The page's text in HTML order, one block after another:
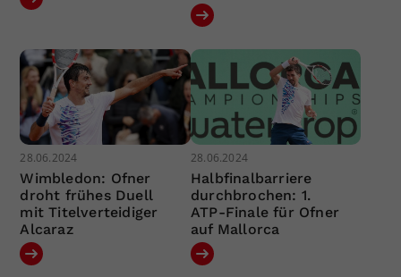
28.06.2024
Wimbledon: Ofner
droht frühes Duell
mit Titelverteidiger
Alcaraz
28.06.2024
Halbfinalbarriere
durchbrochen: 1.
ATP-Finale für Ofner
auf Mallorca